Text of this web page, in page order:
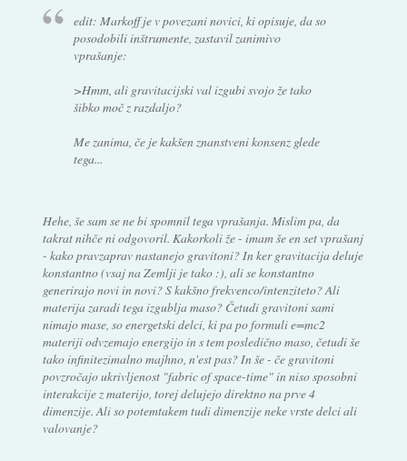
edit: Markoff je v povezani novici, ki opisuje, da so
posodobili inštrumente, zastavil zanimivo
vprašanje:
>Hmm, ali gravitacijski val izgubi svojo že tako
šibko moč z razdaljo?
Me zanima, če je kakšen znanstveni konsenz glede
tega...
Hehe, še sam se ne bi spomnil tega vprašanja. Mislim pa, da
takrat nihče ni odgovoril. Kakorkoli že - imam še en set vprašanj
- kako pravzaprav nastanejo gravitoni? In ker gravitacija deluje
konstantno (vsaj na Zemlji je tako :), ali se konstantno
generirajo novi in novi? S kakšno frekvenco/intenziteto? Ali
materija zaradi tega izgublja maso? Četudi gravitoni sami
nimajo mase, so energetski delci, ki pa po formuli e=mc2
materiji odvzemajo energijo in s tem posledično maso, četudi še
tako infinitezimalno majhno, n'est pas? In še - če gravitoni
povzročajo ukrivljenost "fabric of space-time" in niso sposobni
interakcije z materijo, torej delujejo direktno na prve 4
dimenzije. Ali so potemtakem tudi dimenzije neke vrste delci ali
valovanje?